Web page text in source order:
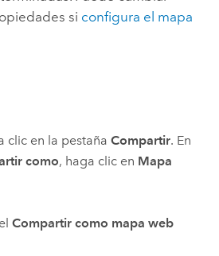
si configura el mapa
clic en la pestaña Compartir. En
como, haga clic en Mapa
Compartir como mapa web